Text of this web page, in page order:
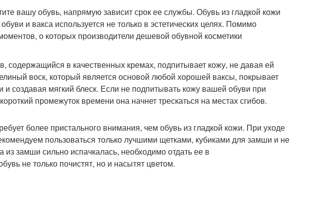
вашу обувь, напрямую зависит срок ее службы. Обувь из гладкой кожи
и вакса используется не только в эстетических целях. Помимо
о которых производители дешевой обувной косметики
содержащийся в качественных кремах, подпитывает кожу, не давая ей
воск, который является основой любой хорошей ваксы, покрывает
и создавая мягкий блеск. Если не подпитывать кожу вашей обуви при
промежуток времени она начнет трескаться на местах сгибов.
более пристального внимания, чем обувь из гладкой кожи. При уходе
пользоваться только лучшими щетками, кубиками для замши и не
замши сильно испачкалась, необходимо отдать ее в
не только почистят, но и насытят цветом.